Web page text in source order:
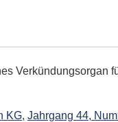
Verkündungsorgan
KG, Jahrgang 44,